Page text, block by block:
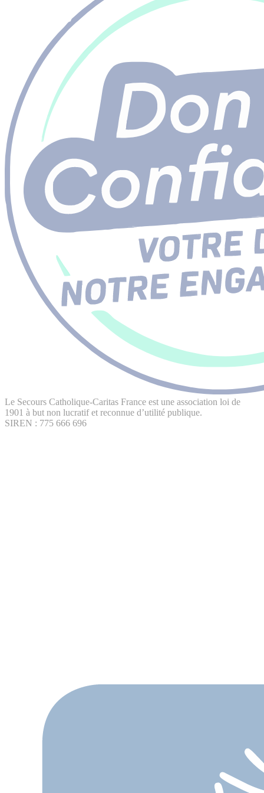
Le Secours Catholique-Caritas France est une association loi de
1901 à but non lucratif et reconnue d’utilité publique.
SIREN : 775 666 696